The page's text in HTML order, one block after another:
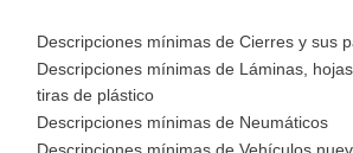
Descripciones mínimas de Cierres y sus
Descripciones mínimas de Láminas,
tiras de plástico
Descripciones mínimas de Neumáticos